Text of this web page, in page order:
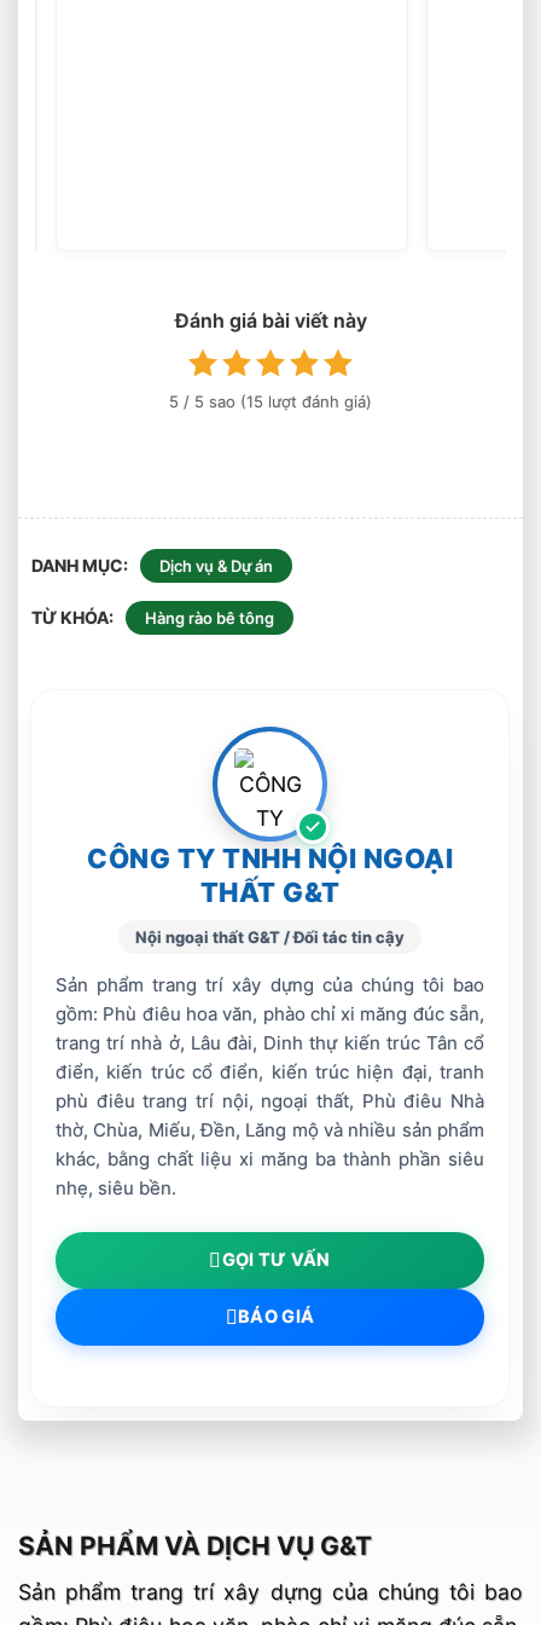
Đánh giá bài viết này
5 / 5 sao (15 lượt đánh giá)
DANH MỤC Dịch vụ & Dự án
TỪ KHÓA Hàng rào bê tông
CÔNG TY TNHH NỘI NGOẠI
THẤT G&T
Nội ngoại thất G&T / Đối tác tin cậy
Sản phẩm trang trí xây dựng của chúng tôi bao
gồm: Phù điêu hoa văn, phào chỉ xi măng đúc sẵn,
trang trí nhà ở, Lâu đài, Dinh thự kiến trúc Tân cổ
điển, kiến trúc cổ điển, kiến trúc hiện đại, tranh
phù điêu trang trí nội, ngoại thất, Phù điêu Nhà
thờ, Chùa, Miếu, Đền, Lăng mộ và nhiều sản phẩm
khác, bằng chất liệu xi măng ba thành phần siêu
nhẹ, siêu bền.
GỌI TƯ VẤN
BÁO GIÁ
SẢN PHẨM VÀ DỊCH VỤ G&T
Sản phẩm trang trí xây dựng của chúng tôi bao